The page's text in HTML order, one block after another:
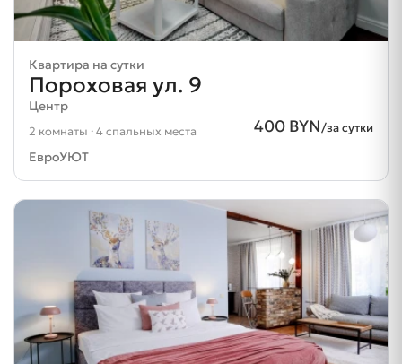
Квартира на сутки
Пороховая ул. 9
Центр
400 BYN/за сутки
2 комнаты · 4 спальных места
ЕвроУЮТ